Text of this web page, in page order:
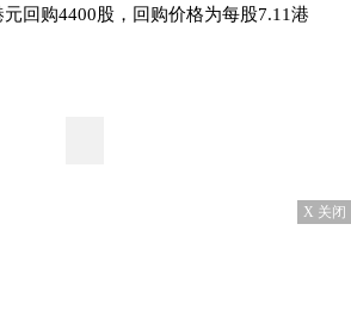
回购4400股，回购价格为每股7.11港
X 关闭